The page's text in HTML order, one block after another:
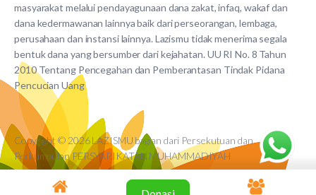
masyarakat melalui pendayagunaan dana zakat, infaq, wakaf dan
dana kedermawanan lainnya baik dari perseorangan, lembaga,
perusahaan dan instansi lainnya. Lazismu tidak menerima segala
bentuk dana yang bersumber dari kejahatan. UU RI No. 8 Tahun
2010 Tentang Pencegahan dan Pemberantasan Tindak Pidana
Pencucian Uang
Copyright © 2026 LAZISMU bagian dari Persekutuan dan
Perkumpulan PERSYARIKATAN MUHAMMADIYAH